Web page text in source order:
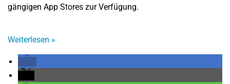
gängigen App Stores zur Verfügung.
Weiterlesen »